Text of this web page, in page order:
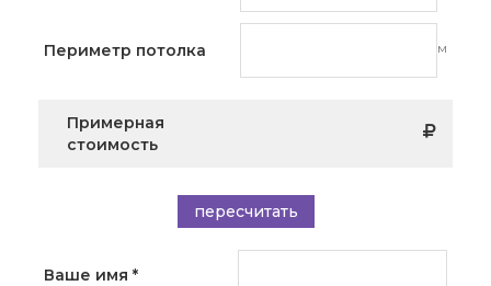
Периметр потолка м
Примерная
стоимость
пересчитать
Ваше имя *